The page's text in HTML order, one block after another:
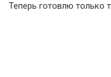
Теперь готовлю только